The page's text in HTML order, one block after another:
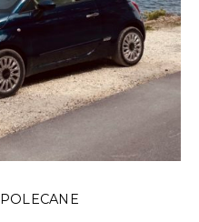
POLECANE